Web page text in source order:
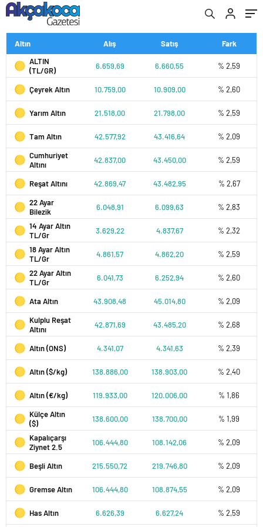
Altın Alış Satış
Fark
ALTIN
(TL/GR)
6.659,69 6.660,55 % 2,59
Çeyrek Altın 10.759,00 10.909,00 % 2,60
Yarım Altın 21.518,00 21.798,00 % 2,59
Tam Altın 42.577,92 43.416,64
% 2,09
Cumhuriyet
Altını
42.837,00 43.450,00 % 2,59
Reşat Altını 42.869,47 43.482,95
% 2,67
22 Ayar
Bilezik
6.048,91 6.099,63
% 2,83
14 Ayar Altın
TL/Gr
3.629,22 4.837,67
% 2,32
18 Ayar Altın
TL/Gr
4.861,57 4.862,20
% 2,59
22 Ayar Altın
TL/Gr
6.041,73 6.252,94 % 2,60
Ata Altın 43.908,48 45.014,80
% 2,09
Kulplu Reşat
Altını
42.871,69 43.485,20 % 2,68
Altın (ONS) 4.341,07 4.341,63 % 2,39
Altın ($/kg) 138.886,00 138.903,00 % 2,40
Altın (€/kg) 119.933,00 120.006,00
% 1,86
Külçe Altın
($)
138.600,00 138.700,00
% 1,99
Kapalıçarşı
Ziynet 2.5
106.444,80 108.142,06 % 2,09
Beşli Altın 215.550,72 219.746,80 % 2,09
Gremse Altın 106.444,80 108.874,55 % 2,09
Has Altın 6.626,39 6.627,24 % 2,59